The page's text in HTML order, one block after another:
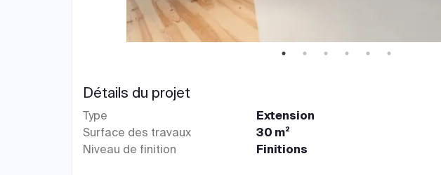
Détails du projet
Type
Extension
Surface des travaux
30 m²
Niveau de finition
Finitions